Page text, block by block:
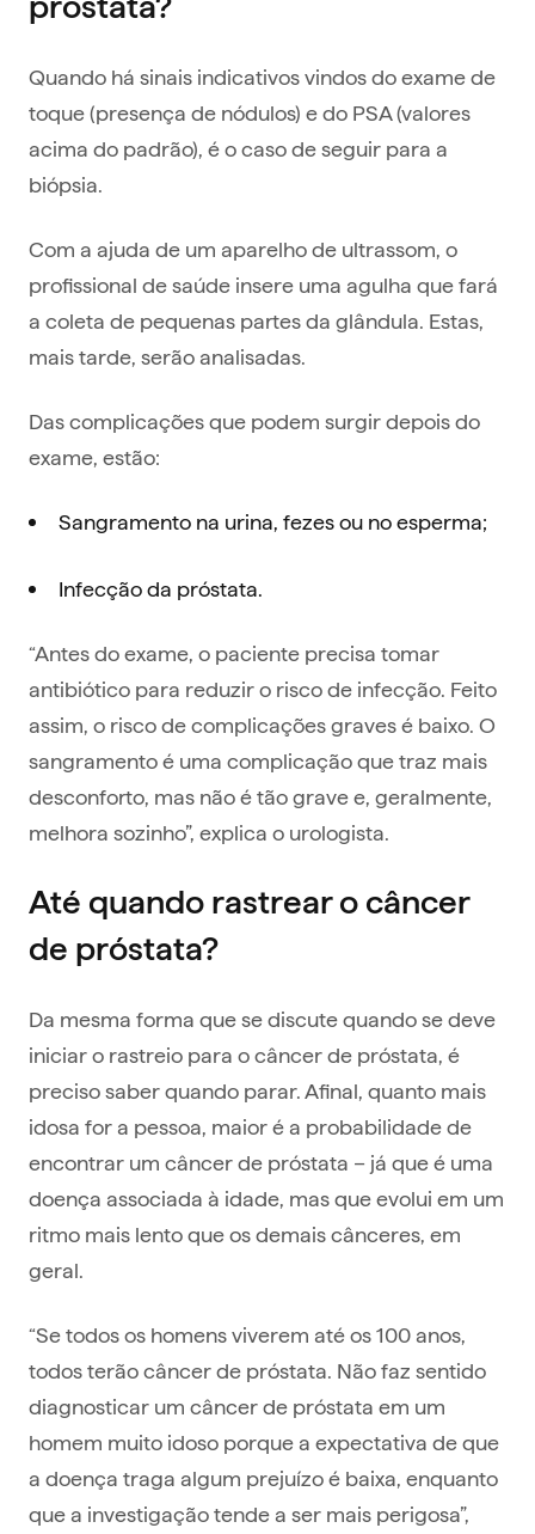
Quando há sinais indicativos vindos do exame de
toque (presença de nódulos) e do PSA (valores
acima do padrão), é o caso de seguir para a
biópsia.
Com a ajuda de um aparelho de ultrassom, o
profissional de saúde insere uma agulha que fará
a coleta de pequenas partes da glândula. Estas,
mais tarde, serão analisadas.
Das complicações que podem surgir depois do
exame, estão:
Sangramento na urina, fezes ou no esperma;
Infecção da próstata.
“Antes do exame, o paciente precisa tomar
antibiótico para reduzir o risco de infecção. Feito
assim, o risco de complicações graves é baixo. O
sangramento é uma complicação que traz mais
desconforto, mas não é tão grave e, geralmente,
melhora sozinho”, explica o urologista.
Até quando rastrear o câncer
de próstata?
Da mesma forma que se discute quando se deve
iniciar o rastreio para o câncer de próstata, é
preciso saber quando parar. Afinal, quanto mais
idosa for a pessoa, maior é a probabilidade de
encontrar um câncer de próstata – já que é uma
doença associada à idade, mas que evolui em um
ritmo mais lento que os demais cânceres, em
geral.
“Se todos os homens viverem até os 100 anos,
todos terão câncer de próstata. Não faz sentido
diagnosticar um câncer de próstata em um
homem muito idoso porque a expectativa de que
a doença traga algum prejuízo é baixa, enquanto
que a investigação tende a ser mais perigosa”,